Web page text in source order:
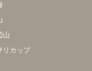
山
リカップ